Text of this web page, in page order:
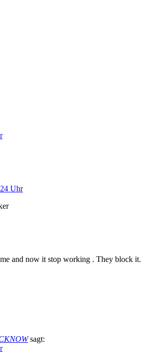
Uhr
and now it stop working . They block it.
sagt: